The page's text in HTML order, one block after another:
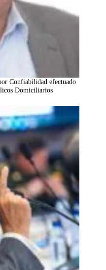
Confiabilidad efectuado
Domiciliarios